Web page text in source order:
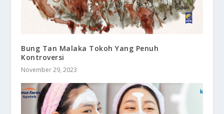
Bung Tan Malaka Tokoh Yang Penuh
Kontroversi
November 29, 2023